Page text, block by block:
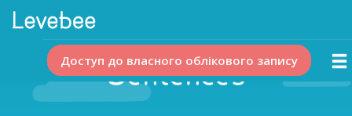
Доступ до власного облікового запису
Sentences